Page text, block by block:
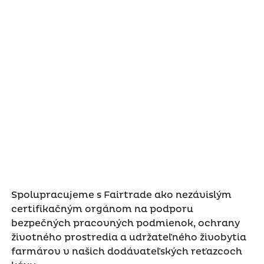
Spolupracujeme s Fairtrade ako nezávislým
certifikačným orgánom na podporu
bezpečných pracovných podmienok, ochrany
životného prostredia a udržateľného živobytia
farmárov v našich dodávateľských reťazcoch